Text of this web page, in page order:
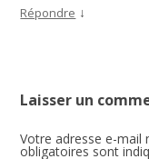
Répondre ↓
Laisser un
Votre adresse e-mail
obligatoires sont